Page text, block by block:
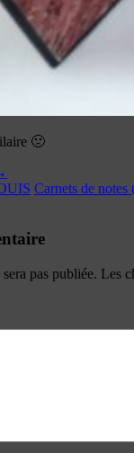
🙁
Carnets de notes
pas publiée. Les